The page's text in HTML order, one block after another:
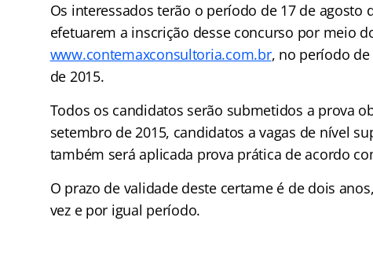
Os interessados terão o período de 17 de agosto
efetuarem a inscrição desse concurso por meio
www.contemaxconsultoria.com.br, no período de
de 2015.
Todos os candidatos serão submetidos a prova
setembro de 2015, candidatos a vagas de nível
também será aplicada prova prática de acordo
O prazo de validadedeste certame é de dois
vez e por igual período.